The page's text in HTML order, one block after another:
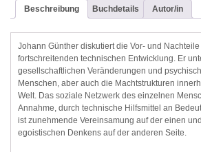
Beschreibung Buchdetails Autor/in
Johann Günther diskutiert die Vor- und
fortschreitenden technischen Entwicklung. Er
gesellschaftlichen Veränderungen und
Menschen, aber auch die Machtstrukturen
Welt. Das soziale Netzwerk des einzelnen
Annahme, durch technische Hilfsmittel an
ist zunehmende Vereinsamung auf der einen
egoistischen Denkens auf der anderen Seite.